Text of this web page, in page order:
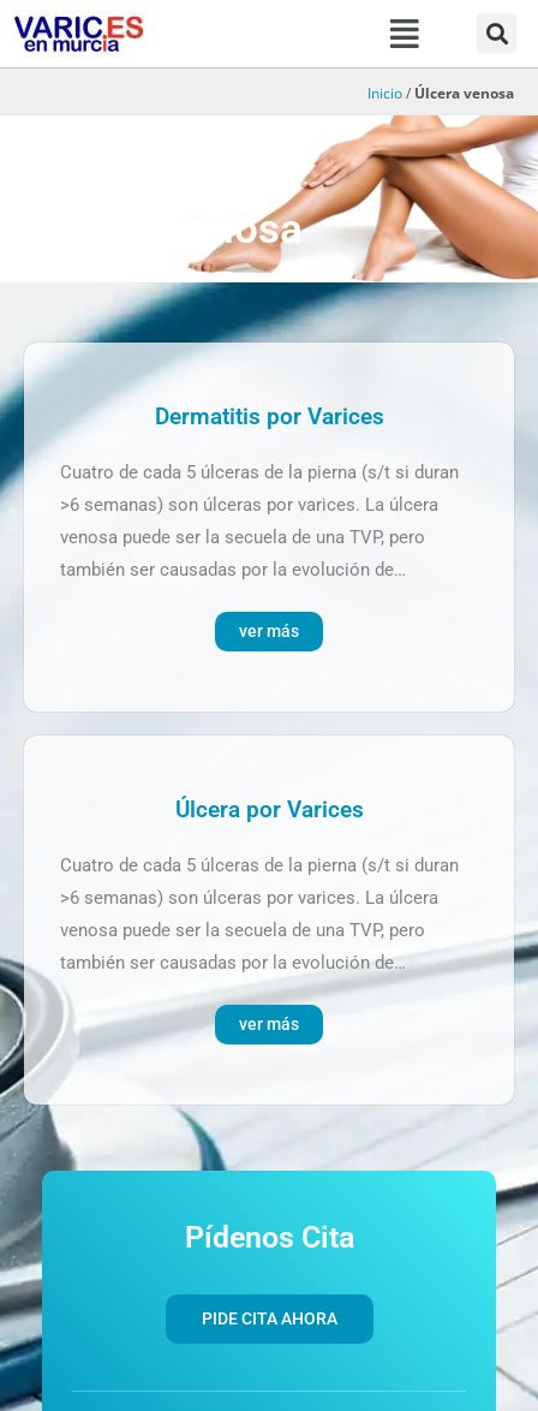
Menú
Inicio/ Úlcera venosa
Úlcera Venosa
Dermatitis por Varices
Cuatro de cada 5 úlceras de la pierna (s/t si duran
>6 semanas) son úlceras por varices. La úlcera
venosa puede ser la secuela de una TVP, pero
también ser causadas por la evolución de…
ver más
Úlcera por Varices
Cuatro de cada 5 úlceras de la pierna (s/t si duran
>6 semanas) son úlceras por varices. La úlcera
venosa puede ser la secuela de una TVP, pero
también ser causadas por la evolución de…
ver más
Pídenos Cita
PIDE CITA AHORA